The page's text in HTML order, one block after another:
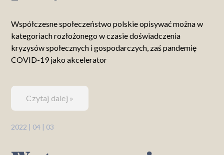
Współczesne społeczeństwo polskie opisywać można w
kategoriach rozłożonego w czasie doświadczenia
kryzysów społecznych i gospodarczych, zaś pandemię
COVID-19 jako akcelerator
Czytaj dalej »
2022 | 04 | 03